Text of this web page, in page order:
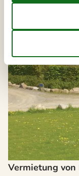
Vermietung von